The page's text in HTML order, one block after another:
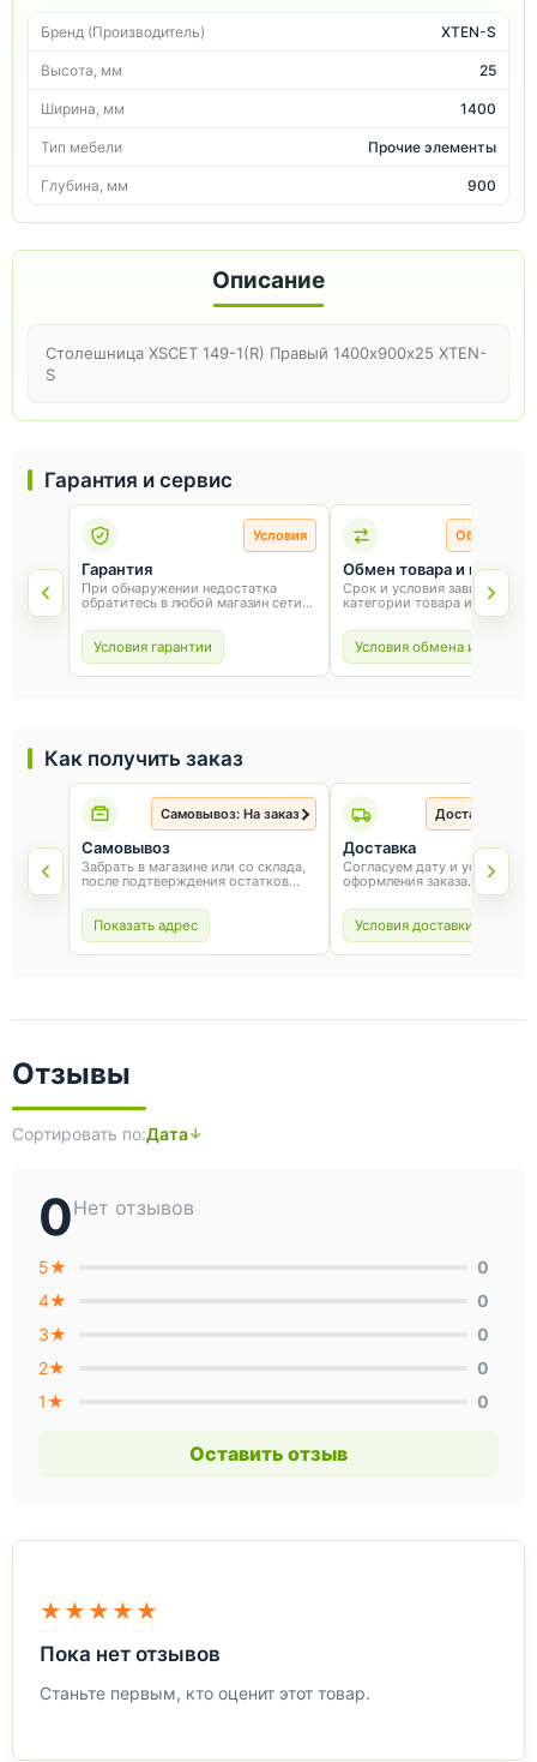
Гарантия и сервис
Условия
Гарантия
При обнаружении недостатка
обратитесь в любой магазин сети
от товара и соблюдения правил
эксплуатации.
Условия гарантии
Обмен и
Обмен товара и возврат
Срок и условия зависят от
категории товара и способа
покупки. Для обмена или
сохраните товарный вид,
и чек.
Условия обмена и
Описание
Столешница XSCET 149-1(R) Правый 1400х900х25 XTEN-
S
Бренд (Производитель) XTEN-S
Высота, мм 25
Ширина, мм 1400
Тип мебели Прочие элементы
Глубина, мм 900
Как получить заказ
Самовывоз: На заказ
Самовывоз
Забрать в магазине или со склада,
после подтверждения остатков
Показать адрес
Доставка: На
Доставка
Согласуем дату и условия
оформления заказа.
Условия доставки
Отзывы
Сортировать по:Дата
0Нет отзывов
5★
0
4★
0
3★
0
2★
0
1★
0
Оставить отзыв
★★★★★
Пока нет отзывов
Станьте первым, кто оценит этот товар.